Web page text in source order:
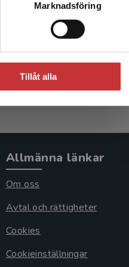
Marknadsföring
Tillåt alla
Allmänna länkar
Om oss
Avtal och rättigheter
Cookies
Cookieinställningar